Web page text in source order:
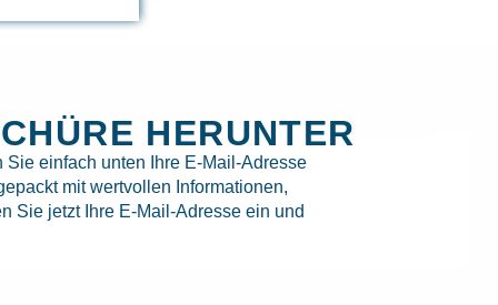
HERUNTER
einfach unten Ihre E-Mail-Adresse
mit wertvollen Informationen,
Sie jetzt Ihre E-Mail-Adresse ein und